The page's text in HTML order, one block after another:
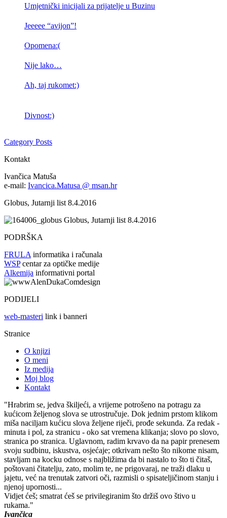
Umjetnički inicijali za prijatelje u Buzinu
Jeeeee “avijon”!
Opomena:(
Nije lako…
Ah, taj rukomet:)
Divnost:)
Category Posts
Kontakt
Ivančica Matuša
e-mail: Ivancica.Matusa @ msan.hr
Globus, Jutarnji list 8.4.2016
Globus, Jutarnji list 8.4.2016
PODRŠKA
FRULA informatika i računala
WSPcentar za optičke medije
Alkemija informativni portal
PODIJELI
web-masteri link i banneri
Stranice
O knjizi
O meni
Iz medija
Moj blog
Kontakt
"Hrabrim se, jedva škiljeći, a vrijeme potrošeno na potragu za
kućicom željenog slova se utrostručuje. Dok jednim prstom klikom
miša naciljam kućicu slova željene riječi, prođe sekunda. Za redak -
minuta i pol, za stranicu - oko sat vremena klikanja; slovo po slovo,
stranica po stranica. Uglavnom, radim krvavo da na papir prenesem
svoju sudbinu, iskustva, osjećaje; otkrivam nešto što nikome nisam,
stavljam na kocku odnose s najbližima da bi nastalo to što ti čitaš,
poštovani čitatelju, zato, molim te, ne prigovaraj, ne traži dlaku u
jajetu, već na trenutak zatvori oči, razmisli o spisateljičinom stanju i
njenoj upornosti...
Vidjet ćeš; smatrat ćeš se privilegiranim što držiš ovo štivo u
rukama."
Ivančica